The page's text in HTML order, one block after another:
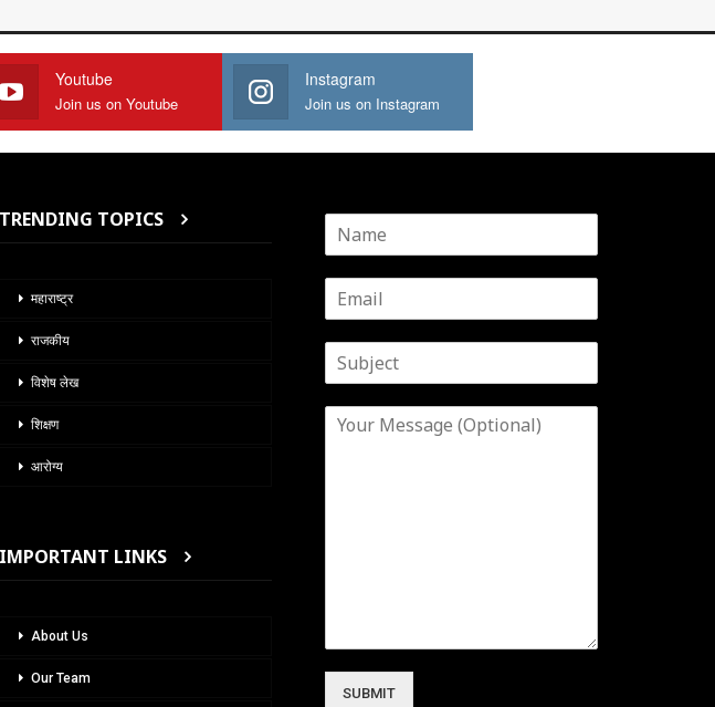
Youtube
Join us on Youtube
Instagram
Join us on Instagram
TRENDING TOPICS
महाराष्ट्र
राजकीय
विशेष लेख
शिक्षण
आरोग्य
IMPORTANT LINKS
About Us
Our Team
SUBMIT